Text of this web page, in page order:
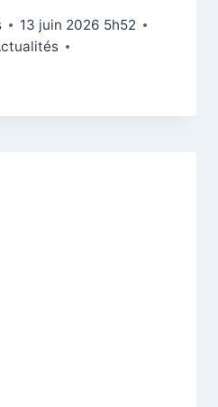
13 juin 2026 5h52